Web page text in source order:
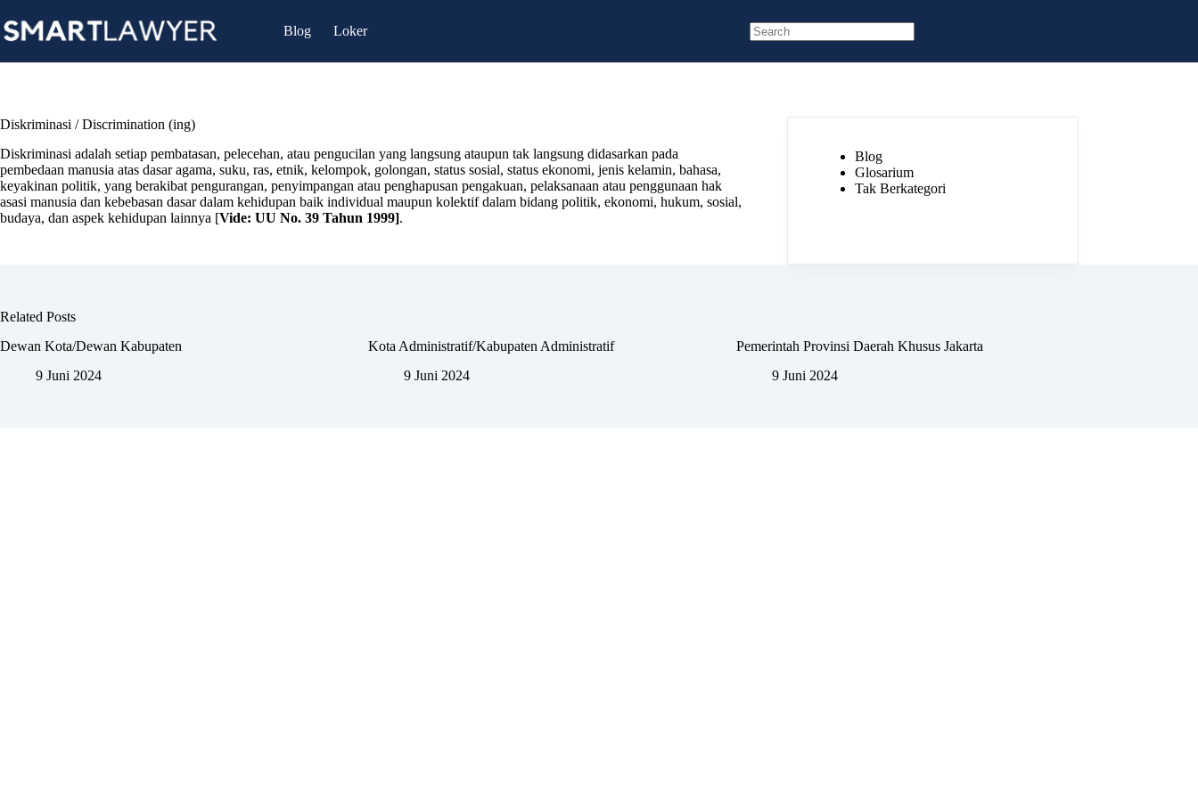
to
content
Blog
Loker
results
Diskriminasi / Discrimination (ing)
Diskriminasi adalah setiap pembatasan, pelecehan, atau pengucilan yang langsung ataupun tak langsung didasarkan pada
pembedaan manusia atas dasar agama, suku, ras, etnik, kelompok, golongan, status sosial, status ekonomi, jenis kelamin, bahasa,
keyakinan politik, yang berakibat pengurangan, penyimpangan atau penghapusan pengakuan, pelaksanaan atau penggunaan hak
asasi manusia dan kebebasan dasar dalam kehidupan baik individual maupun kolektif dalam bidang politik, ekonomi, hukum, sosial,
budaya, dan aspek kehidupan lainnya [Vide: UU No. 39 Tahun 1999].
Blog
Glosarium
Tak Berkategori
Related Posts
Dewan Kota/Dewan Kabupaten
9 Juni 2024
Kota Administratif/Kabupaten Administratif
9 Juni 2024
Pemerintah Provinsi Daerah Khusus Jakarta
9 Juni 2024